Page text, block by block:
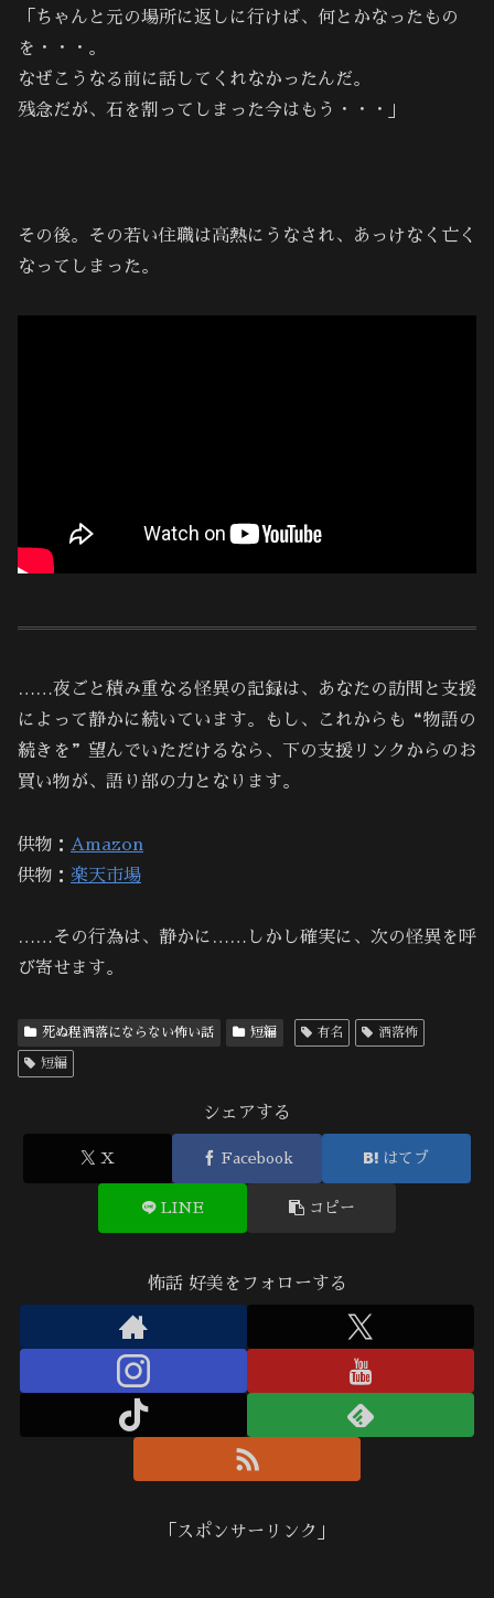
「ちゃんと元の場所に返しに行けば、何とかなったもの
を・・・。
なぜこうなる前に話してくれなかったんだ。
残念だが、石を割ってしまった今はもう・・・」
その後。その若い住職は高熱にうなされ、あっけなく亡く
なってしまった。
……夜ごと積み重なる怪異の記録は、あなたの訪問と支援
によって静かに続いています。もし、これからも“物語の
続きを”望んでいただけるなら、下の支援リンクからのお
買い物が、語り部の力となります。
供物： Amazon
供物： 楽天市場
……その行為は、静かに……しかし確実に、次の怪異を呼
び寄せます。
死ぬ程洒落にならない怖い話 短編 有名 洒落怖
短編
シェアする
X Facebook はてブ
LINE コピー
怖話 好美をフォローする
「スポンサーリンク」